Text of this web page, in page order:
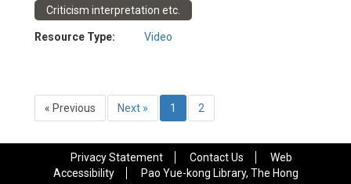
Criticism interpretation etc.
Resource Type: Video
« Previous Next » 1 2
Privacy Statement Contact Us
Web
Accessibility
Pao Yue-kong Library, The Hong